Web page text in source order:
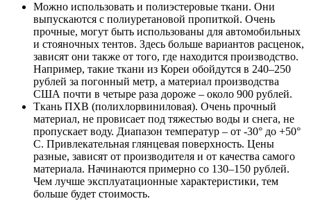
Можно использовать и полиэстеровые ткани. Они
выпускаются с полиуретановой пропиткой. Очень
прочные, могут быть использованы для автомобильных
и стояночных тентов. Здесь больше вариантов расценок,
зависят они также от того, где находится производство.
Например, такие ткани из Кореи обойдутся в 240–250
рублей за погонный метр, а материал производства
США почти в четыре раза дороже – около 900 рублей.
Ткань ПХВ (полихлорвиниловая). Очень прочный
материал, не провисает под тяжестью воды и снега, не
пропускает воду. Диапазон температур – от -30° до +50°
C. Привлекательная глянцевая поверхность. Цены
разные, зависят от производителя и от качества самого
материала. Начинаются примерно со 130–150 рублей.
Чем лучше эксплуатационные характеристики, тем
больше будет стоимость.